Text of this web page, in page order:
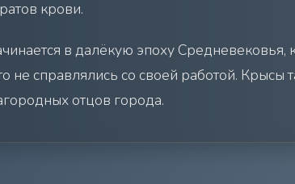
крови.
в далёкую эпоху Средневековья,
не справлялись со своей работой. Крысы
отцов города.